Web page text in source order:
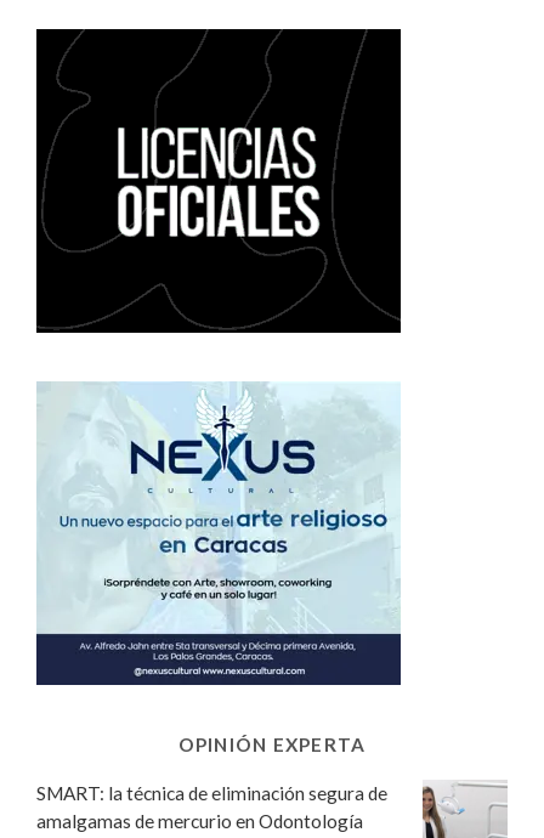
OPINIÓN EXPERTA
SMART: la técnica de eliminación segura de
amalgamas de mercurio en Odontología